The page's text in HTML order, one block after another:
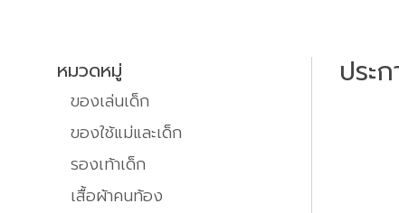
หมวดหมู่
ของเล่นเด็ก
ของใช้แม่และเด็ก
รองเท้าเด็ก
เสื้อผ้าคนท้อง
ประ